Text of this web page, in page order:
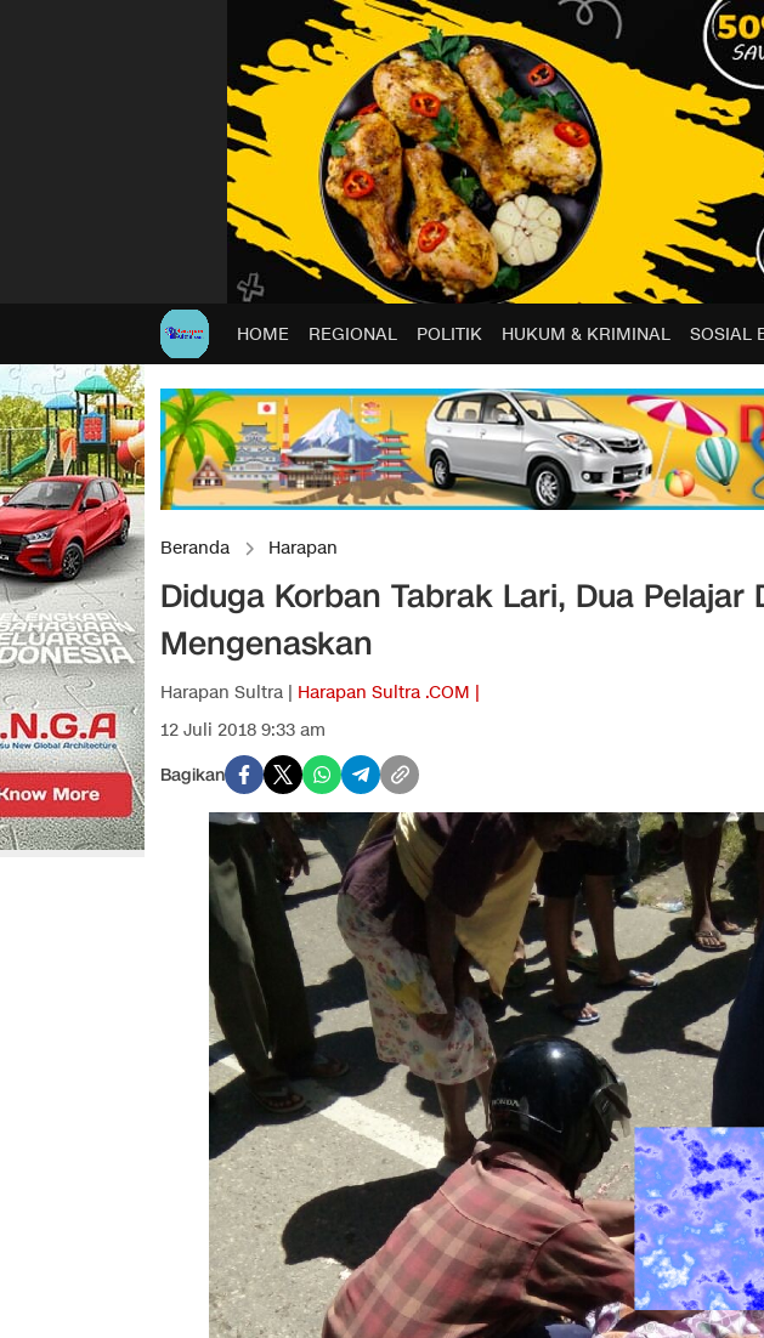
HOME REGIONAL POLITIK HUKUM & KRIMINAL SOSIAL
Beranda Harapan
Diduga Korban Tabrak Lari, Dua Pelajar
Mengenaskan
Harapan Sultra | Harapan Sultra .COM |
12 Juli 2018 9:33 am
Bagikan